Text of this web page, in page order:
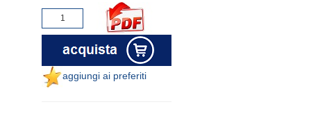
aggiungi ai preferiti